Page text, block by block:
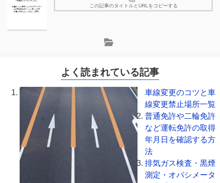
この記事のタイトルとURLをコピーする
よく読まれている記事
車線変更のコツと車
線変更禁止場所一覧
普通免許や二輪免許
など運転免許の取得
年月日を確認する方
法
排気ガス検査・黒煙
測定・オパシメータ